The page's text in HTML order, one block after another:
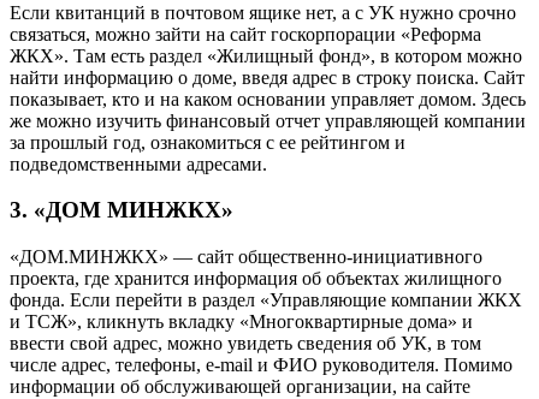
Если квитанций в почтовом ящике нет, а с УК нужно срочно
связаться, можно зайти на сайт госкорпорации «Реформа
ЖКХ». Там есть раздел «Жилищный фонд», в котором можно
найти информацию о доме, введя адрес в строку поиска. Сайт
показывает, кто и на каком основании управляет домом. Здесь
же можно изучить финансовый отчет управляющей компании
за прошлый год, ознакомиться с ее рейтингом и
подведомственными адресами.
3. «ДОМ МИНЖКХ»
«ДОМ.МИНЖКХ» — сайт общественно-инициативного
проекта, где хранится информация об объектах жилищного
фонда. Если перейти в раздел «Управляющие компании ЖКХ
и ТСЖ», кликнуть вкладку «Многоквартирные дома» и
ввести свой адрес, можно увидеть сведения об УК, в том
числе адрес, телефоны, e-mail и ФИО руководителя. Помимо
информации об обслуживающей организации, на сайте